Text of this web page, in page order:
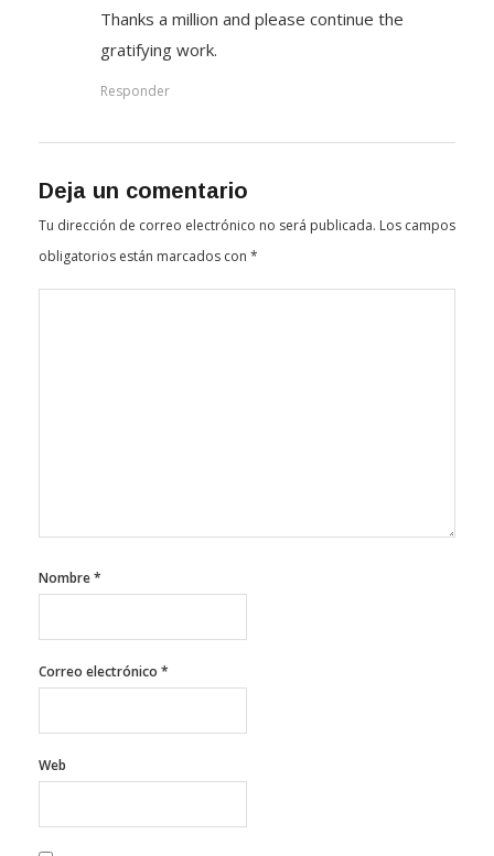
Thanks a million and please continue the
gratifying work.
Responder
Deja un comentario
Tu dirección de correo electrónico no será publicada. Los campos
obligatorios están marcados con *
Nombre*
Correo electrónico *
Web